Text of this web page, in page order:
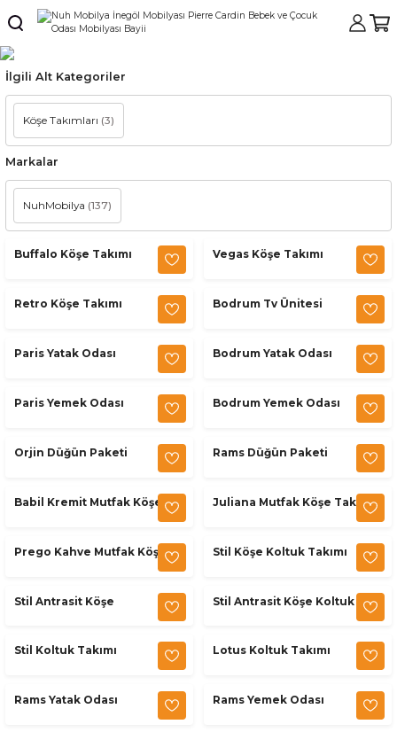
İlgili Alt Kategoriler
Köşe Takımları (3)
Markalar
NuhMobilya (137)
Buffalo Köşe Takımı Vegas Köşe Takımı
Retro Köşe Takımı Bodrum Tv Ünitesi
Paris Yatak Odası Bodrum Yatak Odası
Paris Yemek Odası Bodrum Yemek Odası
Orjin Düğün Paketi Rams Düğün Paketi
Babil Kremit Mutfak Köşe
Juliana Mutfak Köşe Takımı
Prego Kahve Mutfak Köşe
Stil Köşe Koltuk Takımı
Stil Antrasit Köşe
Stil Antrasit Köşe Koltuk
Stil Koltuk Takımı Lotus Koltuk Takımı
Rams Yatak Odası Rams Yemek Odası